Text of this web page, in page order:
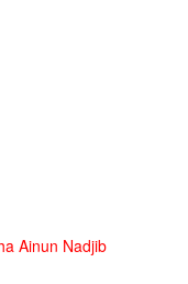
Ainun Nadjib